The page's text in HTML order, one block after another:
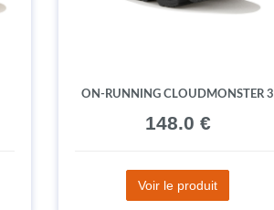
ON-RUNNING CLOUDMONSTER 3
148.0 €
Voir le produit